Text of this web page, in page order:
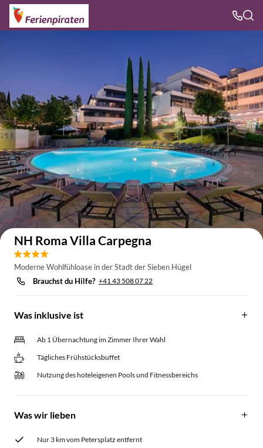
Auf der Karte anzeigen
NH Roma Villa Carpegna
Moderne Wohlfühloase in der Stadt der Sieben Hügel
Brauchst du Hilfe? +41 43 508 07 22
Was inklusive ist
Ab 1 Übernachtung im Zimmer Ihrer Wahl
Tägliches Frühstücksbuffet
Nutzung des hoteleigenen Pools und Fitnessbereichs
Was wir lieben
Nur 3 km vom Petersplatz entfernt